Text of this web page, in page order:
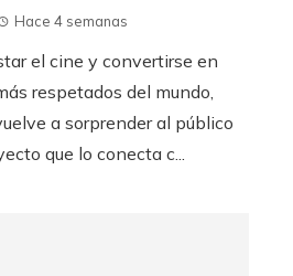
Hace 4 semanas
el cine y convertirse en
respetados del mundo,
a sorprender al público
que lo conecta c...